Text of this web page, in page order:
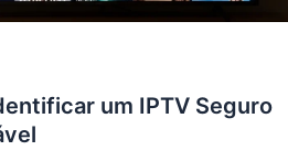
um IPTV Seguro